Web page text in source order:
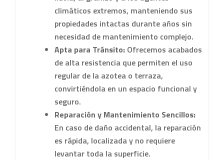
climáticos extremos, manteniendo sus
propiedades intactas durante años sin
necesidad de mantenimiento complejo.
Apta para Tránsito: Ofrecemos acabados
de alta resistencia que permiten el uso
regular de la azotea o terraza,
convirtiéndola en un espacio funcional y
seguro.
Reparación y Mantenimiento Sencillos:
En caso de daño accidental, la reparación
es rápida, localizada y no requiere
levantar toda la superficie.